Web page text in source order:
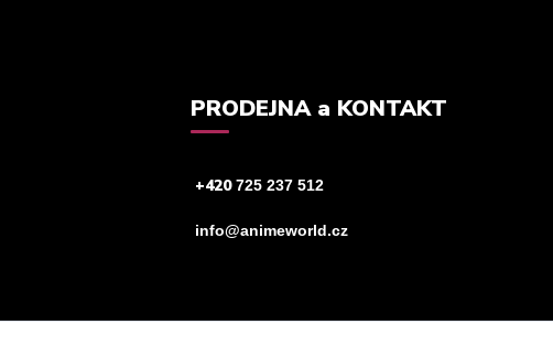
PRODEJNA a KONTAKT
+420725 237 512
info@animeworld.cz